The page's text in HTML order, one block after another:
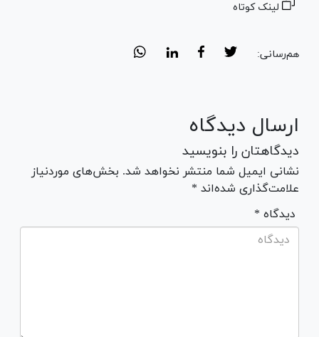
لینک کوتاه
هم‌رسانی:
ارسال دیدگاه
دیدگاهتان را بنویسید
نشانی ایمیل شما منتشر نخواهد شد. بخش‌های موردنیاز
علامت‌گذاری شده‌اند *
* دیدگاه